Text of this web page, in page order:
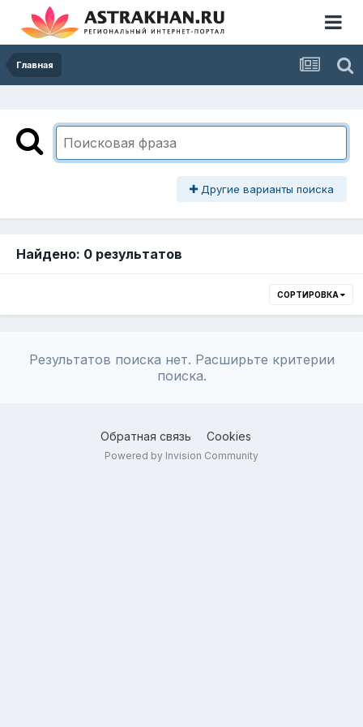
Главная
Другие варианты поиска
Найдено: 0 результатов
СОРТИРОВКА
Результатов поиска нет. Расширьте критерии
поиска.
Обратная связь Cookies
Powered by Invision Community